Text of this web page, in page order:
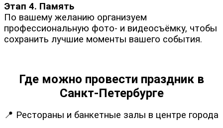
Этап 4. Память
По вашему желанию организуем
профессиональную фото- и видеосъёмку, чтобы
сохранить лучшие моменты вашего события.
Где можно провести праздник в
Санкт-Петербурге
📍 Рестораны и банкетные залы в центре города